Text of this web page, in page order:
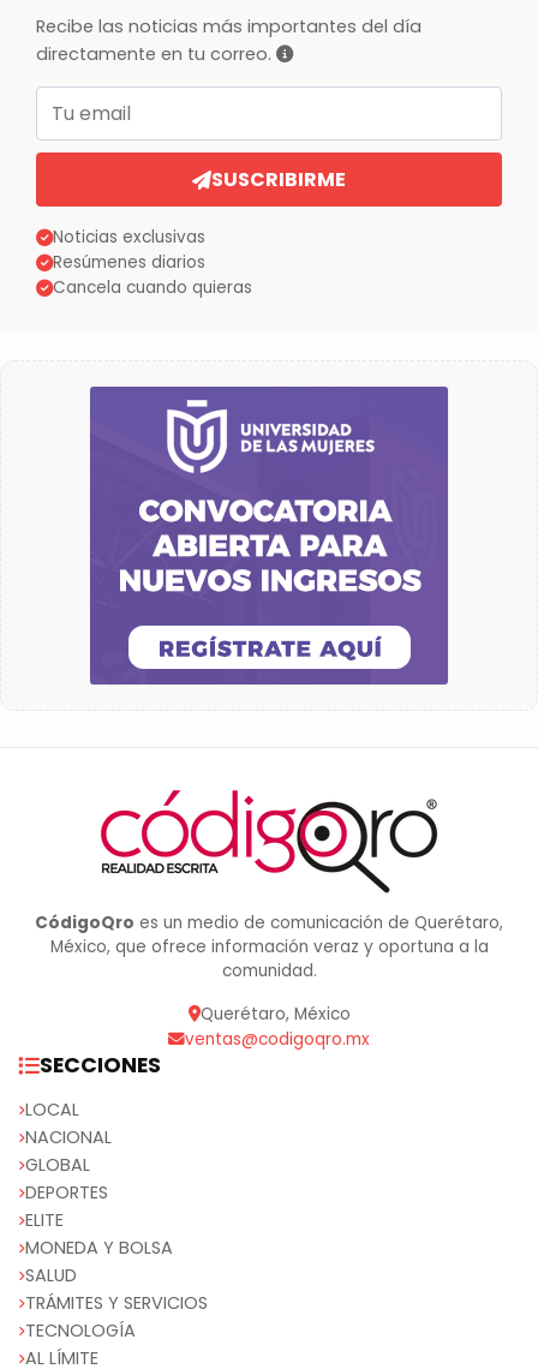
Recibe las noticias más importantes del día
directamente en tu correo.
SUSCRIBIRME
Noticias exclusivas
Resúmenes diarios
Cancela cuando quieras
CódigoQro es un medio de comunicación de Querétaro,
México, que ofrece información veraz y oportuna a la
comunidad.
Querétaro, México
ventas@codigoqro.mx
SECCIONES
LOCAL
NACIONAL
GLOBAL
DEPORTES
ELITE
MONEDA Y BOLSA
SALUD
TRÁMITES Y SERVICIOS
TECNOLOGÍA
AL LÍMITE